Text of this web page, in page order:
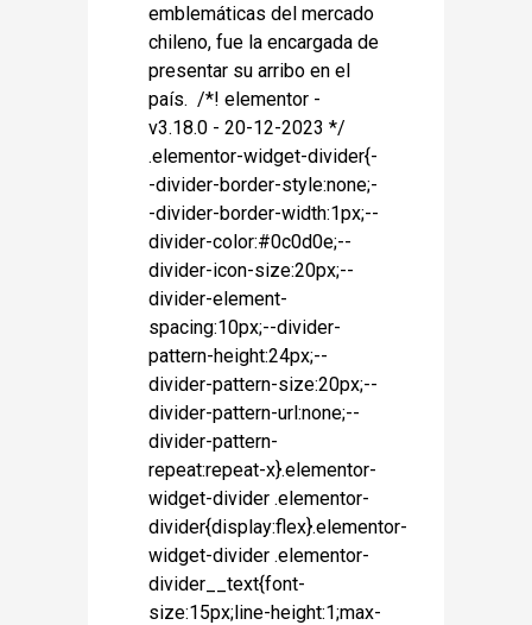
emblemáticas del mercado
chileno, fue la encargada de
presentar su arribo en el
país. /*! elementor -
v3.18.0 - 20-12-2023 */
.elementor-widget-divider{-
-divider-border-style:none;-
-divider-border-width:1px;--
divider-color:#0c0d0e;--
divider-icon-size:20px;--
divider-element-
spacing:10px;--divider-
pattern-height:24px;--
divider-pattern-size:20px;--
divider-pattern-url:none;--
divider-pattern-
repeat:repeat-x}.elementor-
widget-divider .elementor-
divider{display:flex}.elementor-
widget-divider .elementor-
divider__text{font-
size:15px;line-height:1;max-